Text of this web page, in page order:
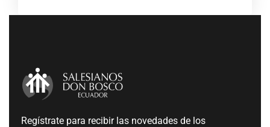
Regístrate para recibir las novedades de los